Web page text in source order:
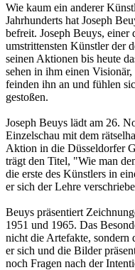
Wie kaum ein anderer
Jahrhunderts hat Joseph
befreit. Joseph Beuys, einer
umstrittensten Künstler der
seinen Aktionen bis heute
sehen in ihm einen Visionär,
feinden ihn an und fühlen
gestoßen.
Joseph Beuys lädt am 26.
Einzelschau mit dem
Aktion in die Düsseldorfer
trägt den Titel, "Wie man
die erste des Künstlers in
er sich der Lehre
Beuys präsentiert
1951 und 1965. Das
nicht die Artefakte,
er sich und die Bilder
noch Fragen nach der